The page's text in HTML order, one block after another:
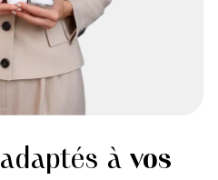
adaptés à vos